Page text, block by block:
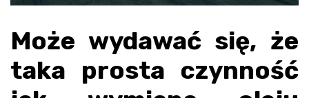
Może wydawać się, że
taka prosta czynność